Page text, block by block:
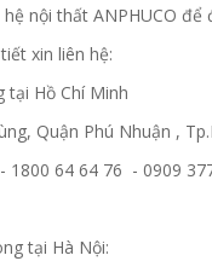
nội thất ANPHUCO
xin liên hệ:
tại Hồ Chí Minh
Quận Phú Nhuận ,
1800 64 64 76 - 0909
tại Hà Nội: